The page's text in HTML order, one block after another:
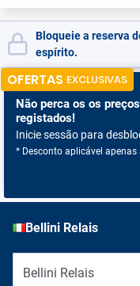
Bloqueie a reserva
espírito.
OFERTAS EXCLUSIVAS
Não perca os os
registados!
Inicie sessão para
* Desconto aplicável
Bellini Relais
Bellini Relais